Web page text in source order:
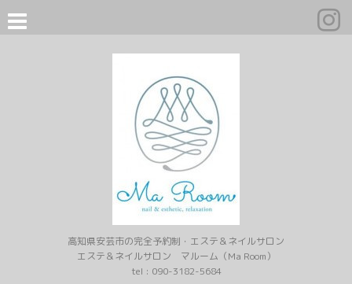
高知県安芸市の完全予約制・エステ＆ネイルサロン
エステ＆ネイルサロン マルーム（Ma Room）
tel : 090-3182-5684